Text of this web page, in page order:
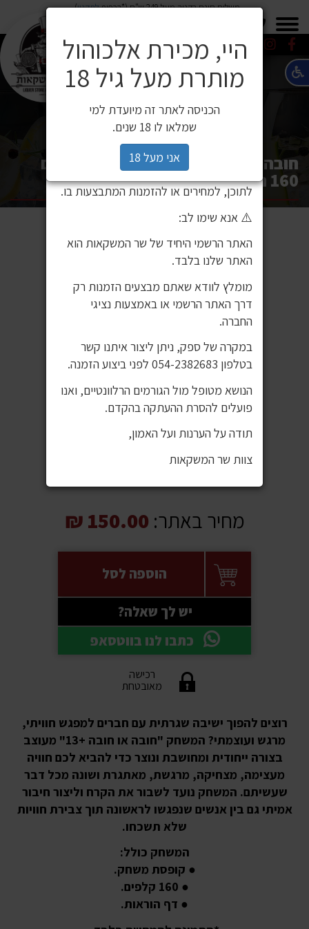
משלוח חינם בקניה מעל 249 ש"ח (*בכפוף לתקנון)
חובה או חובה +13 – משחק קלפים עם
160 חובות לילדים
מחיר באתר: 150.00 ₪
הוספה לסל
יש לך שאלה?
כתבו לנו בווטסאפ
רכישה
מאובטחת
רוצים להפוך ישיבה שגרתית עם חברים למפגש חוויתי,
מרגש ועוצמתי? המשחק "חובה או חובה +13" מעוצב
בצורה ייחודית ומחושבת ונוצר כדי להביא לכם חוויה
מעצימה, מצחיקה, מרגשת, מאתגרת ושונה מכל דבר
שעשיתם. המשחק נועד לשבור את הקרח וליצור חיבור
אמיתי גם בין אנשים שנפגשו לראשונה תוך צבירת חוויות
שלא תשכחו.
המשחק כולל:
● קופסת משחק.
● 160 קלפים.
● דף הוראות.
⚠️ הודעה חשובה ללקוחותינו
לאחרונה זיהינו כי גורם חיצוני העתיק את
בהם שימוש ללא אישור. מדובר באתר שאינו
שייך לחברת שר המשקאות, ואיננו אחראים
לתוכן, למחירים או להזמנות המתבצעות בו.
⚠️ אנא שימו לב:
האתר הרשמי היחיד של שר המשקאות הוא
האתר שלנו בלבד.
מומלץ לוודא שאתם מבצעים הזמנות רק
דרך האתר הרשמי או באמצעות נציגי
החברה.
במקרה של ספק, ניתן ליצור איתנו קשר
בטלפון 054-2382683 לפני ביצוע הזמנה.
הנושא מטופל מול הגורמים הרלוונטיים, ואנו
פועלים להסרת ההעתקה בהקדם.
תודה על הערנות ועל האמון,
צוות שר המשקאות
היי, מכירת אלכוהול
מותרת מעל גיל 18
הכניסה לאתר זה מיועדת למי
שמלאו לו 18 שנים.
אני מעל 18